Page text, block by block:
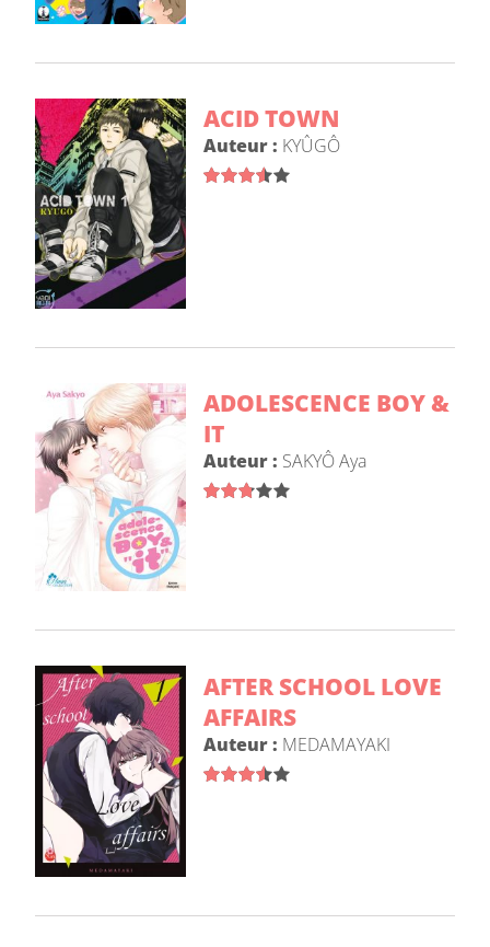
ACID TOWN
Auteur : KYÛGÔ
ADOLESCENCE BOY &
IT
Auteur : SAKYÔ Aya
AFTER SCHOOL LOVE
AFFAIRS
Auteur : MEDAMAYAKI